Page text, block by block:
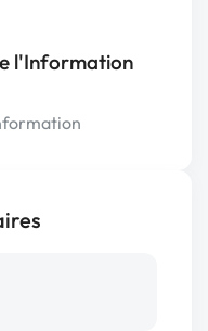
l'Information